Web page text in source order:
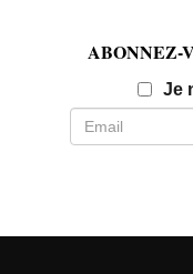
ABONNEZ-
Je